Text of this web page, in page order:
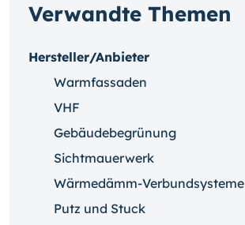
Verwandte Themen
Hersteller/Anbieter
Warmfassaden
VHF
Gebäudebegrünung
Sichtmauerwerk
Wärmedämm-Verbundsysteme
Putz und Stuck